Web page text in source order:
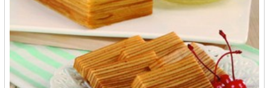
PD. Rikza - Cilegon
Pelangi Cake - Semarang
Pempek 123 - Bandar Lampung
Pempek Asiong - Jambi
Pempek Beringin - Palembang
Pempek Bulan - Bontang